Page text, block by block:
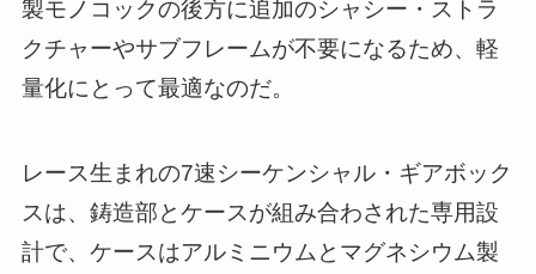
製モノコックの後方に追加のシャシー・ストラ
クチャーやサブフレームが不要になるため、軽
量化にとって最適なのだ。
レース生まれの7速シーケンシャル・ギアボック
スは、鋳造部とケースが組み合わされた専用設
計で、ケースはアルミニウムとマグネシウム製